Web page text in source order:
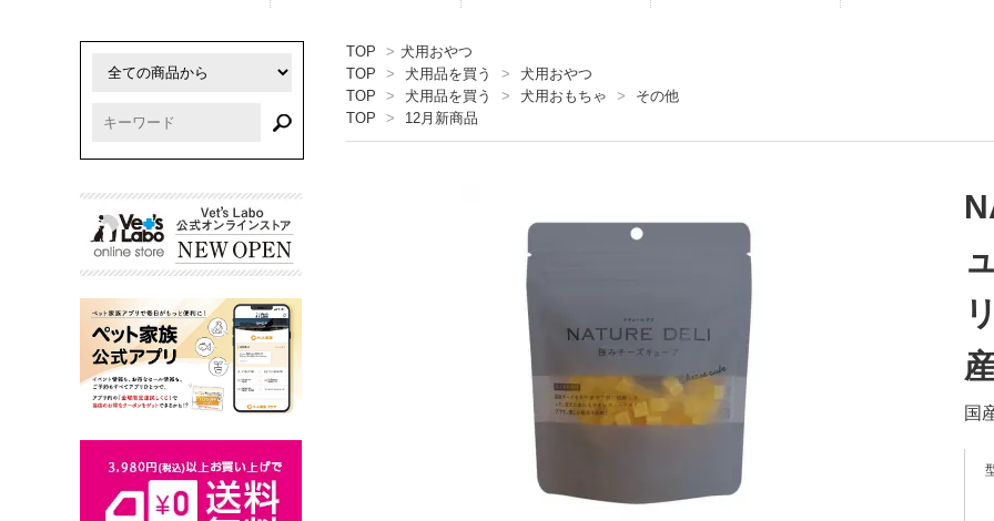
TOP > 犬用おやつ
TOP
> 犬用品を買う >
犬用おやつ
TOP
> 犬用品を買う > 犬用おもちゃ >
その他
TOP
> 12月新商品
国